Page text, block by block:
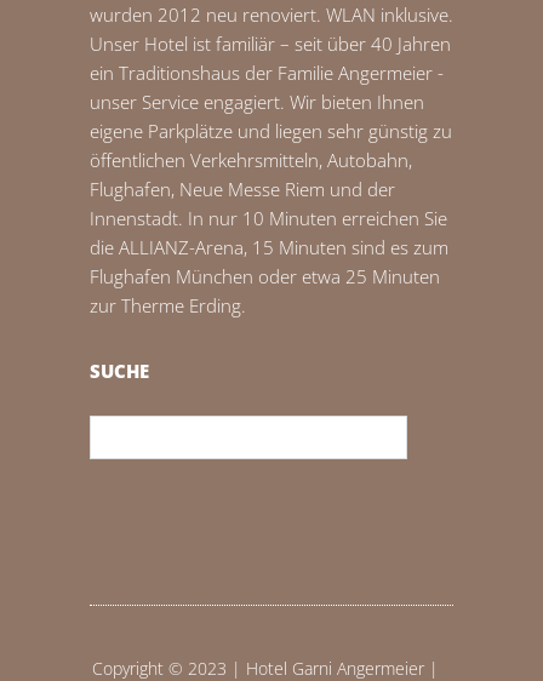
wurden 2012 neu renoviert. WLAN inklusive.
Unser Hotel ist familiär – seit über 40 Jahren
ein Traditionshaus der Familie Angermeier -
unser Service engagiert. Wir bieten Ihnen
eigene Parkplätze und liegen sehr günstig zu
öffentlichen Verkehrsmitteln, Autobahn,
Flughafen, Neue Messe Riem und der
Innenstadt. In nur 10 Minuten erreichen Sie
die ALLIANZ-Arena, 15 Minuten sind es zum
Flughafen München oder etwa 25 Minuten
zur Therme Erding.
SUCHE
Copyright © 2023 | Hotel Garni Angermeier |